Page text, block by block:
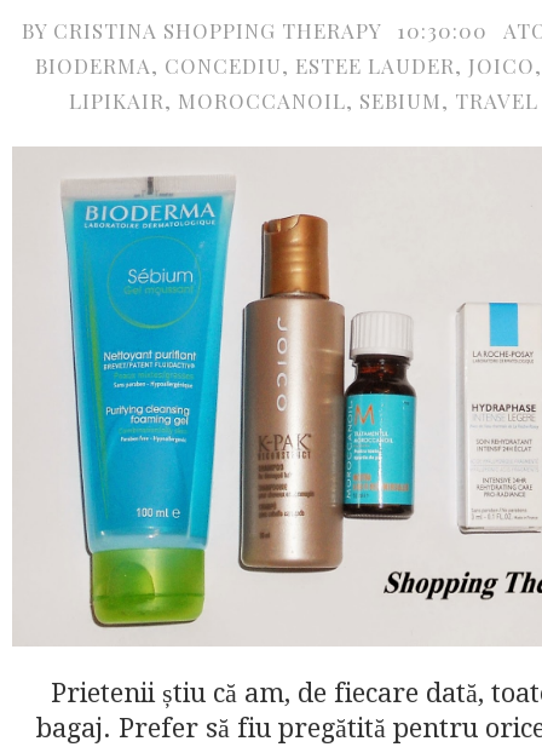
BY CRISTINA SHOPPING THERAPY 10:30:00
BIODERMA, CONCEDIU, ESTEE LAUDER, JOICO
LIPIKAIR, MOROCCANOIL, SEBIUM,
Prietenii știu că am, de fiecare dată,
bagaj. Prefer să fiu pregătită pentru